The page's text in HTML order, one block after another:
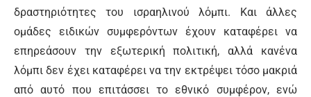
δραστηριότητες του ισραηλινού λόμπι. Και άλλες
ομάδες ειδικών συμφε­ρόντων έχουν καταφέρει να
επηρεάσουν την εξωτερική πολιτική, αλλά κανένα
λόμπι δεν έχει καταφέρει να την εκτρέψει τόσο μακριά
από αυτό που επιτάσσει το εθνικό συμφέρον, ενώ